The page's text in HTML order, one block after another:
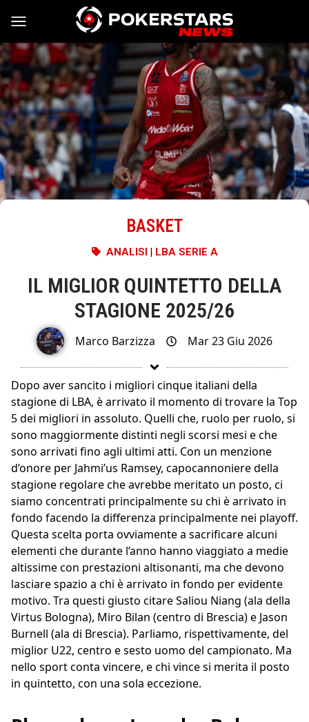
Vai al contenuto
BASKET
ANALISI| LBA SERIE A
IL MIGLIOR QUINTETTO DELLA
STAGIONE 2025/26
Marco Barzizza Mar 23 Giu 2026
Dopo aver sancito i migliori cinque italiani della
stagione di LBA, è arrivato il momento di trovare la Top
5 dei migliori in assoluto. Quelli che, ruolo per ruolo, si
sono maggiormente distinti negli scorsi mesi e che
sono arrivati fino agli ultimi atti. Con un menzione
d’onore per Jahmi’us Ramsey, capocannoniere della
stagione regolare che avrebbe meritato un posto, ci
siamo concentrati principalmente su chi è arrivato in
fondo facendo la differenza principalmente nei playoff.
Questa scelta porta ovviamente a sacrificare alcuni
elementi che durante l’anno hanno viaggiato a medie
altissime con prestazioni altisonanti, ma che devono
lasciare spazio a chi è arrivato in fondo per evidente
motivo. Tra questi giusto citare Saliou Niang (ala della
Virtus Bologna), Miro Bilan (centro di Brescia) e Jason
Burnell (ala di Brescia). Parliamo, rispettivamente, del
miglior U22, centro e sesto uomo del campionato. Ma
nello sport conta vincere, e chi vince si merita il posto
in quintetto, con una sola eccezione.